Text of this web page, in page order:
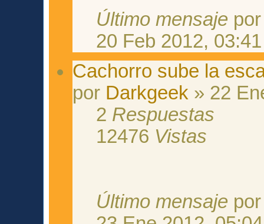
Último mensaje
20 Feb 2012, 03:41
Cachorro sube la
por Darkgeek » 22
2 Respuestas
12476 Vistas
Último mensaje